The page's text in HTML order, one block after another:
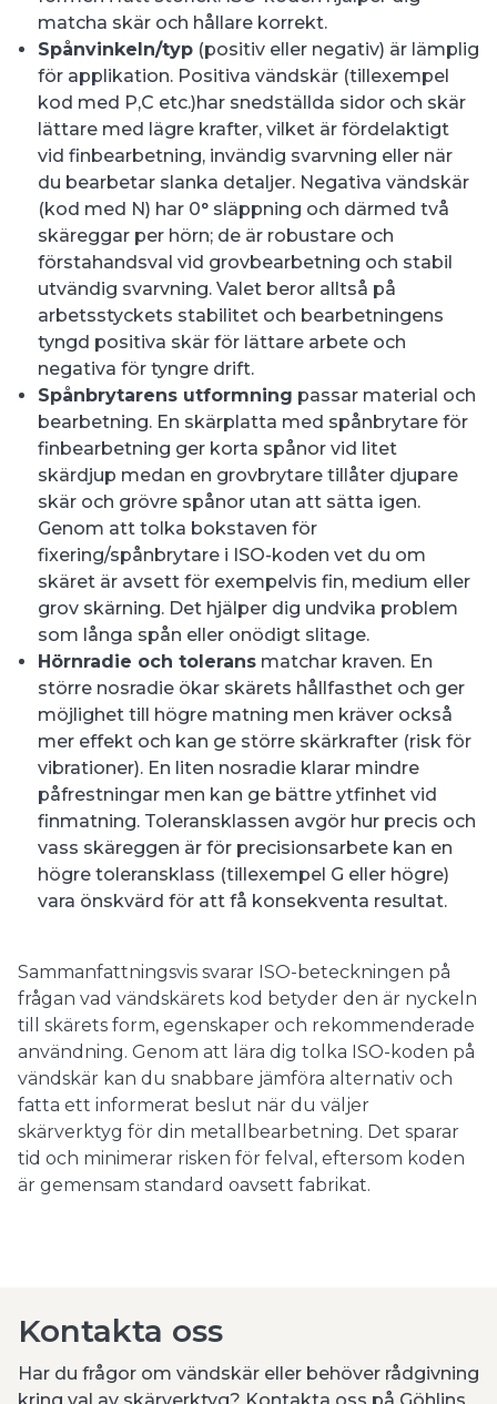
matcha skär och hållare korrekt.
Spånvinkeln/typ (positiv eller negativ) är lämplig
för applikation. Positiva vändskär (tillexempel
kod med P,C etc.)har snedställda sidor och skär
lättare med lägre krafter, vilket är fördelaktigt
vid finbearbetning, invändig svarvning eller när
du bearbetar slanka detaljer. Negativa vändskär
(kod med N) har 0° släppning och därmed två
skäreggar per hörn; de är robustare och
förstahandsval vid grovbearbetning och stabil
utvändig svarvning. Valet beror alltså på
arbetsstyckets stabilitet och bearbetningens
tyngd positiva skär för lättare arbete och
negativa för tyngre drift.
Spånbrytarens utformning passar material och
bearbetning. En skärplatta med spånbrytare för
finbearbetning ger korta spånor vid litet
skärdjup medan en grovbrytare tillåter djupare
skär och grövre spånor utan att sätta igen.
Genom att tolka bokstaven för
fixering/spånbrytare i ISO-koden vet du om
skäret är avsett för exempelvis fin, medium eller
grov skärning. Det hjälper dig undvika problem
som långa spån eller onödigt slitage.
Hörnradie och tolerans matchar kraven. En
större nosradie ökar skärets hållfasthet och ger
möjlighet till högre matning men kräver också
mer effekt och kan ge större skärkrafter (risk för
vibrationer). En liten nosradie klarar mindre
påfrestningar men kan ge bättre ytfinhet vid
finmatning. Toleransklassen avgör hur precis och
vass skäreggen är för precisionsarbete kan en
högre toleransklass (tillexempel G eller högre)
vara önskvärd för att få konsekventa resultat.
Sammanfattningsvis svarar ISO-beteckningen på
frågan vad vändskärets kod betyder den är nyckeln
till skärets form, egenskaper och rekommenderade
användning. Genom att lära dig tolka ISO-koden på
vändskär kan du snabbare jämföra alternativ och
fatta ett informerat beslut när du väljer
skärverktyg för din metallbearbetning. Det sparar
tid och minimerar risken för felval, eftersom koden
är gemensam standard oavsett fabrikat.
Kontakta oss
Har du frågor om vändskär eller behöver rådgivning